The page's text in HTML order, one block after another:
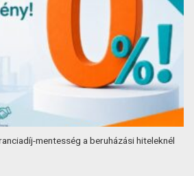
mentesség a beruházási hiteleknél